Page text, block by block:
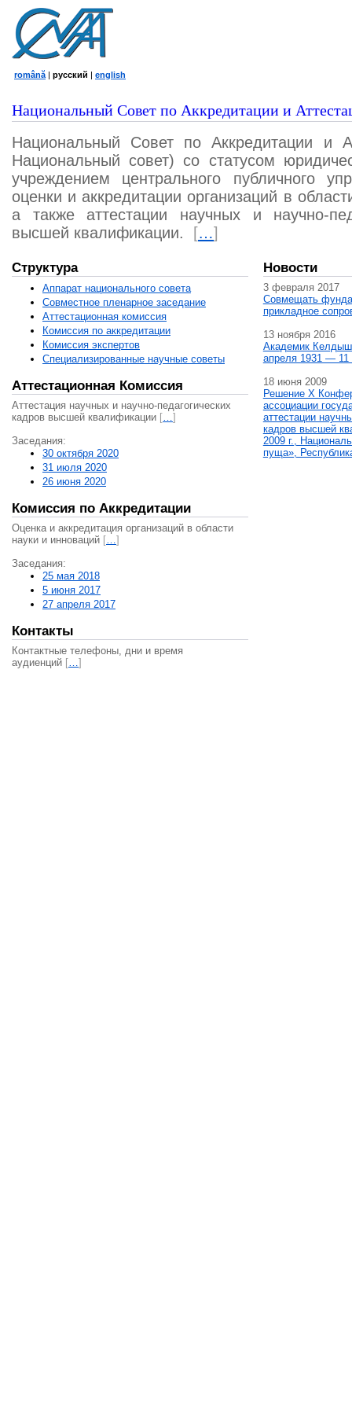
română | русский | english
Национальный Совет по Аккредитации и
Национальный Совет по Аккредитации и
Национальный совет) со статусом
учреждением центрального публичного
оценки и аккредитации организаций в
а также аттестации научных и научно-
высшей квалификации.
[…]
Структура
Аппарат национального совета
Совместное пленарное заседание
Аттестационная комисcия
Комиссия по аккредитации
Комиссия экспертов
Специализированные научные советы
Аттестационная Комиссия
Аттестация научных и научно-педагогических
кадров высшей квалификации […]
Заседания:
30 октября 2020
31 июля 2020
26 июня 2020
Комиссия по Аккредитации
Оценка и аккредитация организаций в области
науки и инноваций […]
Заседания:
25 мая 2018
5 июня 2017
27 апреля 2017
Контакты
Контактные телефоны, дни и время
аудиенций […]
Новости
3 февраля 2017
Совмещать
прикладное
13 ноября 2016
Академик
апреля 1931 — 11
18 июня 2009
Решение X
ассоциации
аттестации
кадров высшей
2009 г.,
пуща»,